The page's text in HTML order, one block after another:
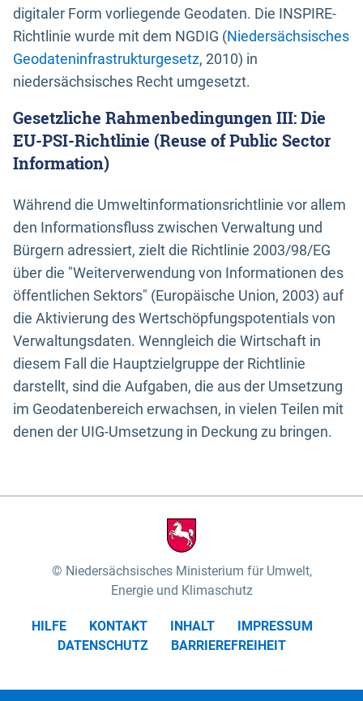
digitaler Form vorliegende Geodaten. Die INSPIRE-
Richtlinie wurde mit dem NGDIG (Niedersächsisches
Geodateninfrastrukturgesetz, 2010) in
niedersächsisches Recht umgesetzt.
Gesetzliche Rahmenbedingungen III: Die
EU-PSI-Richtlinie (Reuse of Public Sector
Information)
Während die Umweltinformationsrichtlinie vor allem
den Informationsfluss zwischen Verwaltung und
Bürgern adressiert, zielt die Richtlinie 2003/98/EG
über die "Weiterverwendung von Informationen des
öffentlichen Sektors" (Europäische Union, 2003) auf
die Aktivierung des Wertschöpfungspotentials von
Verwaltungsdaten. Wenngleich die Wirtschaft in
diesem Fall die Hauptzielgruppe der Richtlinie
darstellt, sind die Aufgaben, die aus der Umsetzung
im Geodatenbereich erwachsen, in vielen Teilen mit
denen der UIG-Umsetzung in Deckung zu bringen.
Niedersächsisches Ministerium für Umwelt,
Energie und Klimaschutz
HILFE KONTAKT INHALT
IMPRESSUM
DATENSCHUTZ
BARRIEREFREIHEIT